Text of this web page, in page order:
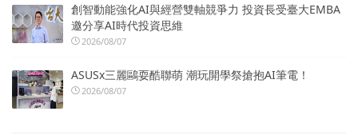
創智動能強化AI與經營雙軸競爭力 投資長受臺大EMBA
邀分享AI時代投資思維
2026/08/07
ASUSx三麗鷗耍酷聯萌 潮玩開學祭搶抱AI筆電！
2026/08/07